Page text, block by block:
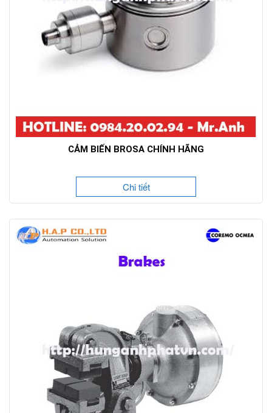
CẢM BIẾN BROSA CHÍNH HÃNG
Chi tiết